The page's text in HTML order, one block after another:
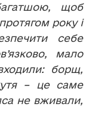
щоб
року і
себе
мало
борщ,
– це саме
не вживали,